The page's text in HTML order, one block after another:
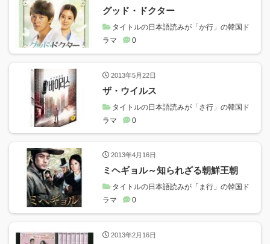
グッド・ドクター
タイトルの日本語読みが「か行」の韓国ド
ラマ
0
2013年5月22日
ザ・ウイルス
タイトルの日本語読みが「さ行」の韓国ド
ラマ
0
2013年4月16日
ミヘギョル～知られざる朝鮮王朝
タイトルの日本語読みが「ま行」の韓国ド
ラマ
0
2013年2月16日